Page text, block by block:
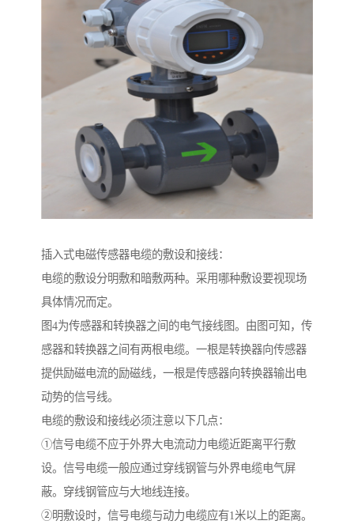
插入式电磁传感器电缆的敷设和接线：
电缆的敷设分明敷和暗敷两种。采用哪种敷设要视现场
具体情况而定。
图4为传感器和转换器之间的电气接线图。由图可知，传
感器和转换器之间有两根电缆。一根是转换器向传感器
提供励磁电流的励磁线，一根是传感器向转换器输出电
动势的信号线。
电缆的敷设和接线必须注意以下几点：
①信号电缆不应于外界大电流动力电缆近距离平行敷
设。信号电缆一般应通过穿线钢管与外界电缆电气屏
蔽。穿线钢管应与大地线连接。
②明敷设时，信号电缆与动力电缆应有1米以上的距离。